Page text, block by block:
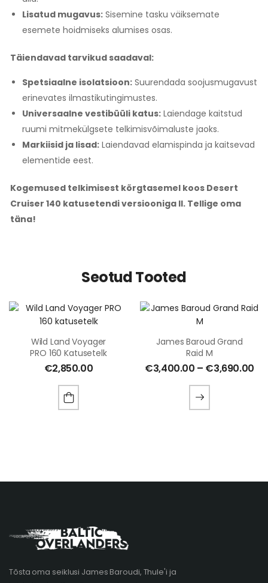
Lisatud mugavus: Sisemine tasku väiksemate
esemete hoidmiseks alumises osas.
Täiendavad tarvikud saadaval:
Spetsiaalne isolatsioon: Suurendada soojusmugavust
erinevates ilmastikutingimustes.
Universaalne vestibüüli katus: Laiendage kaitstud
ruumi mitmekülgsete telkimisvõimaluste jaoks.
Markiisid ja lisad: Laiendavad elamispinda ja kaitsevad
elementide eest.
Kogemused telkimisest kõrgtasemel koos Desert
Cruiser 140 katusetendi versiooniga II. Tellige oma
täna!
Seotud Tooted
Wild Land Voyager
PRO 160 Katusetelk
€2,850.00
James Baroud Grand
Raid M
€3,400.00 – €3,690.00
Tõsta oma seiklusi James Baroudi, Thule'i ja